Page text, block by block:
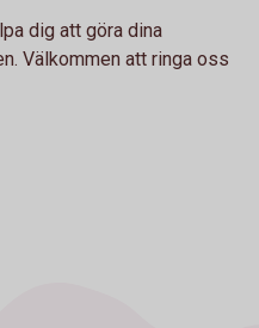
dig att göra dina
Välkommen att ringa oss